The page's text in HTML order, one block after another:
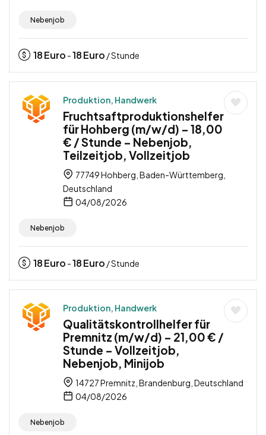
Nebenjob
18Euro -18Euro / Stunde
Produktion, Handwerk
Fruchtsaftproduktionshelfer
für Hohberg (m/w/d) – 18,00
€ / Stunde – Nebenjob,
Teilzeitjob, Vollzeitjob
77749 Hohberg, Baden-Württemberg,
Deutschland
04/08/2026
Nebenjob
18Euro -18Euro / Stunde
Produktion, Handwerk
Qualitätskontrollhelfer für
Premnitz (m/w/d) – 21,00 € /
Stunde – Vollzeitjob,
Nebenjob, Minijob
14727 Premnitz, Brandenburg, Deutschland
04/08/2026
Nebenjob